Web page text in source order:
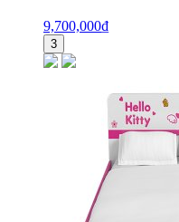
9,700,000₫
3